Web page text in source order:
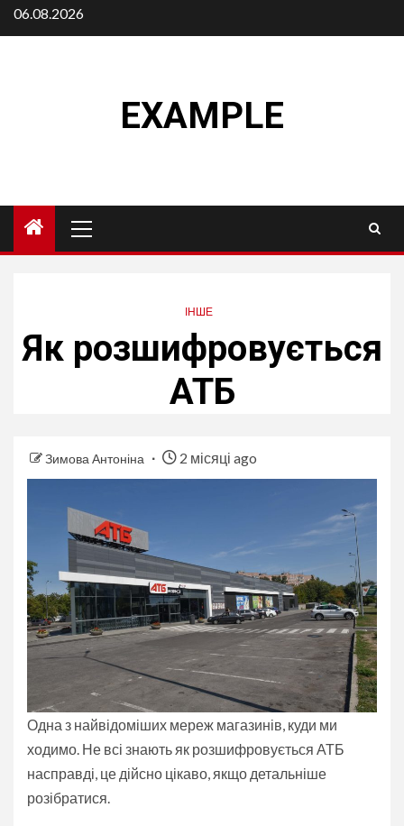
Skip
to
06.08.2026
EXAMPLE
Menu
ІНШЕ
Як розшифровується
АТБ
Зимова Антоніна 2 місяці ago
Одна з найвідоміших мереж магазинів, куди ми
ходимо. Не всі знають як розшифровується АТБ
насправді, це дійсно цікаво, якщо детальніше
розібратися.